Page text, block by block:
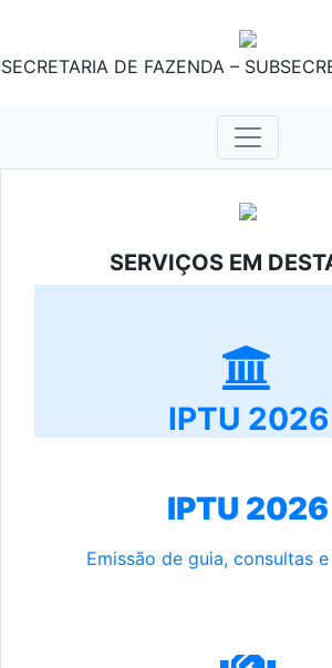
SECRETARIA DE FAZENDA –
SERVIÇOS EM
IPTU 2026
IPTU 2026
Emissão de guia, consultas